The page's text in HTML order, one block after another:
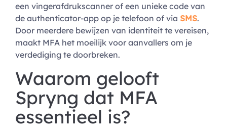
een vingerafdrukscanner of een unieke code van
de authenticator-app op je telefoon of via SMS.
Door meerdere bewijzen van identiteit te vereisen,
maakt MFA het moeilijk voor aanvallers om je
verdediging te doorbreken.
Waarom gelooft
Spryng dat MFA
essentieel is?